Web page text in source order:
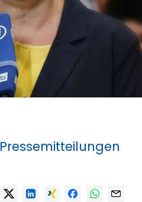
Pressemitteilungen